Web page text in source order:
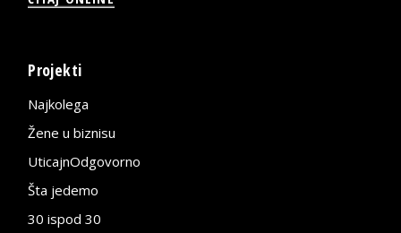
Projekti
Najkolega
Žene u biznisu
UticajnOdgovorno
Šta jedemo
30 ispod 30